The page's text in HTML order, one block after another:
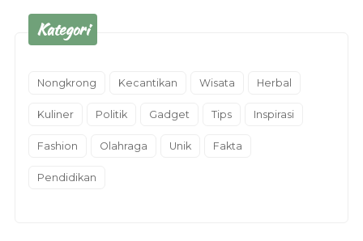
Kategori
Nongkrong Kecantikan Wisata Herbal
Kuliner Politik Gadget Tips Inspirasi
Fashion Olahraga Unik Fakta
Pendidikan